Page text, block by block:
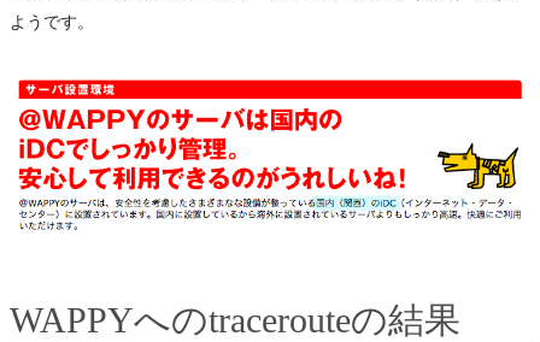
ようです。
WAPPYへのtracerouteの結果